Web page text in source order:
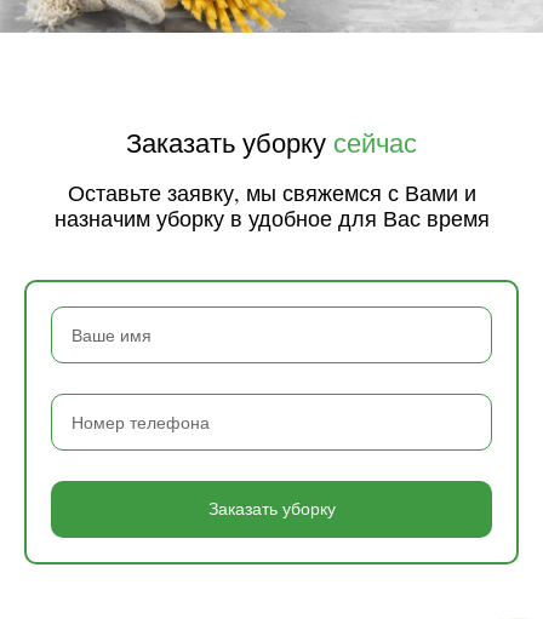
Заказать уборку сейчас
Оставьте заявку, мы свяжемся с Вами и
назначим уборку в удобное для Вас время
Заказать уборку